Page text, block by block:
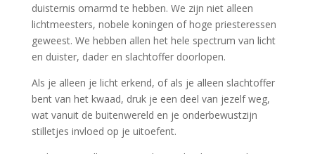
duisternis omarmd te hebben. We zijn niet alleen
lichtmeesters, nobele koningen of hoge priesteressen
geweest. We hebben allen het hele spectrum van licht
en duister, dader en slachtoffer doorlopen.
Als je alleen je licht erkend, of als je alleen slachtoffer
bent van het kwaad, druk je een deel van jezelf weg,
wat vanuit de buitenwereld en je onderbewustzijn
stilletjes invloed op je uitoefent.